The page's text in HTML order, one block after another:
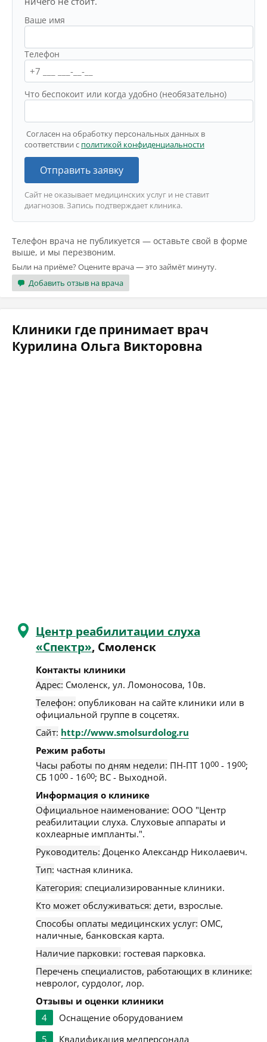
Ваше имя
Телефон
Что беспокоит или когда удобно (необязательно)
Согласен на обработку персональных данных в
соответствии с политикой конфиденциальности
Отправить заявку
Сайт не оказывает медицинских услуг и не ставит
диагнозов. Запись подтверждает клиника.
Телефон врача не публикуется — оставьте свой в форме
выше, и мы перезвоним.
Были на приёме? Оцените врача — это займёт минуту.
Добавить отзыв на врача
Клиники где принимает врач
Курилина Ольга Викторовна
Центр реабилитации слуха
«Спектр», Смоленск
Контакты клиники
Адрес: Смоленск, ул. Ломоносова, 10в.
Телефон: опубликован на сайте клиники или в
официальной группе в соцсетях.
Сайт: http://www.smolsurdolog.ru
Режим работы
Часы работы по дням недели: ПН-ПТ 1000 - 1900;
СБ 1000 - 1600; ВС - Выходной.
Информация о клинике
Официальное наименование: ООО "Центр
реабилитации слуха. Слуховые аппараты и
кохлеарные импланты.".
Руководитель: Доценко Александр Николаевич.
Тип: частная клиника.
Категория: специализированные клиники.
Кто может обслуживаться: дети, взрослые.
Способы оплаты медицинских услуг: ОМС,
наличные, банковская карта.
Наличие парковки: гостевая парковка.
Перечень специалистов, работающих в клинике:
невролог, сурдолог, лор.
Отзывы и оценки клиники
4
Оснащение оборудованием
5
Квалификация медперсонала